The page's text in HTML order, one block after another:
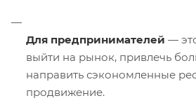
Для предпринимателей —
выйти на рынок, привлечь
направить сэкономленные
продвижение.